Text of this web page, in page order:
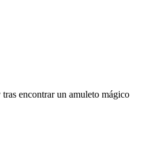
encontrar un amuleto mágico